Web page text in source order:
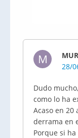
M
28/
Dudo
como lo ha
Acaso en 20
derrama en
Porque si